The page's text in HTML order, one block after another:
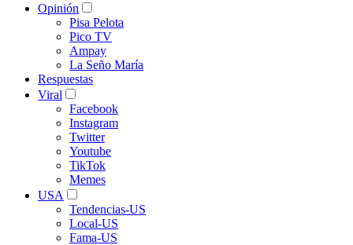
Opinión
Pisa Pelota
Pico TV
Ampay
La Seño María
Respuestas
Viral
Facebook
Instagram
Twitter
Youtube
TikTok
Memes
USA
Tendencias-US
Local-US
Fama-US